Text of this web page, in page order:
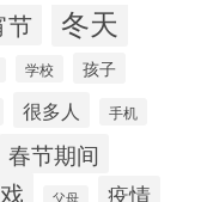
节 冬天
学校 孩子
很多人 手机
春节期间
父母 疫情